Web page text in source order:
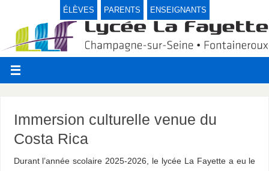
ÉLÈVES PARENTS ENSEIGNANTS
Immersion culturelle venue du
Costa Rica
Durant l’année scolaire 2025-2026, le lycée La Fayette a eu le